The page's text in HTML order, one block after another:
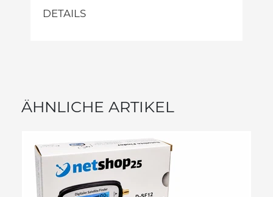
DETAILS
ÄHNLICHE ARTIKEL